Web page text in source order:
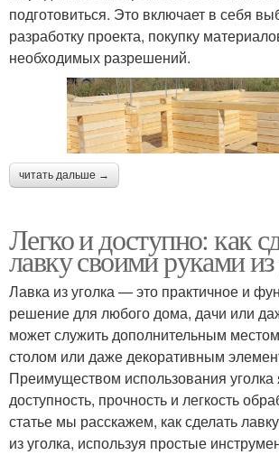
подготовиться. Это включает в себя
разработку проекта, покупку
необходимых разрешений.
читать дальше →
Легко и доступно: как
лавку своими руками из
Лавка из уголка — это практичное и
решение для любого дома, дачи или
может служить дополнительным
столом или даже декоративным
Преимуществом использования уголка
доступность, прочность и легкость
статье мы расскажем, как сделать
из уголка, используя простые